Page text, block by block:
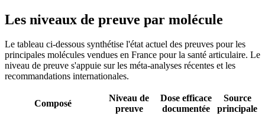
Les niveaux de preuve par molécule
Le tableau ci-dessous synthétise l'état actuel des preuves pour les
principales molécules vendues en France pour la santé articulaire. Le
niveau de preuve s'appuie sur les méta-analyses récentes et les
recommandations internationales.
Composé
Niveau de
preuve
Dose efficace
documentée
Source
principale